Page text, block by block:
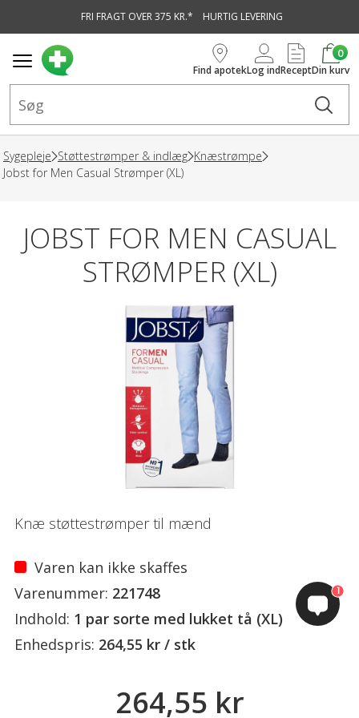
FRI FRAGT OVER 375 KR.* HURTIG LEVERING
Find apotekLog indRecept
0
Din kurv
Sygepleje Støttestrømper & indlæg Knæstrømpe
Jobst for Men Casual Strømper (XL)
JOBST FOR MEN CASUAL
STRØMPER (XL)
Knæ støttestrømper til mænd
Varen kan ikke skaffes
Varenummer: 221748
Indhold: 1 par sorte med lukket tå (XL)
Enhedspris: 264,55 kr / stk
264,55 kr
1